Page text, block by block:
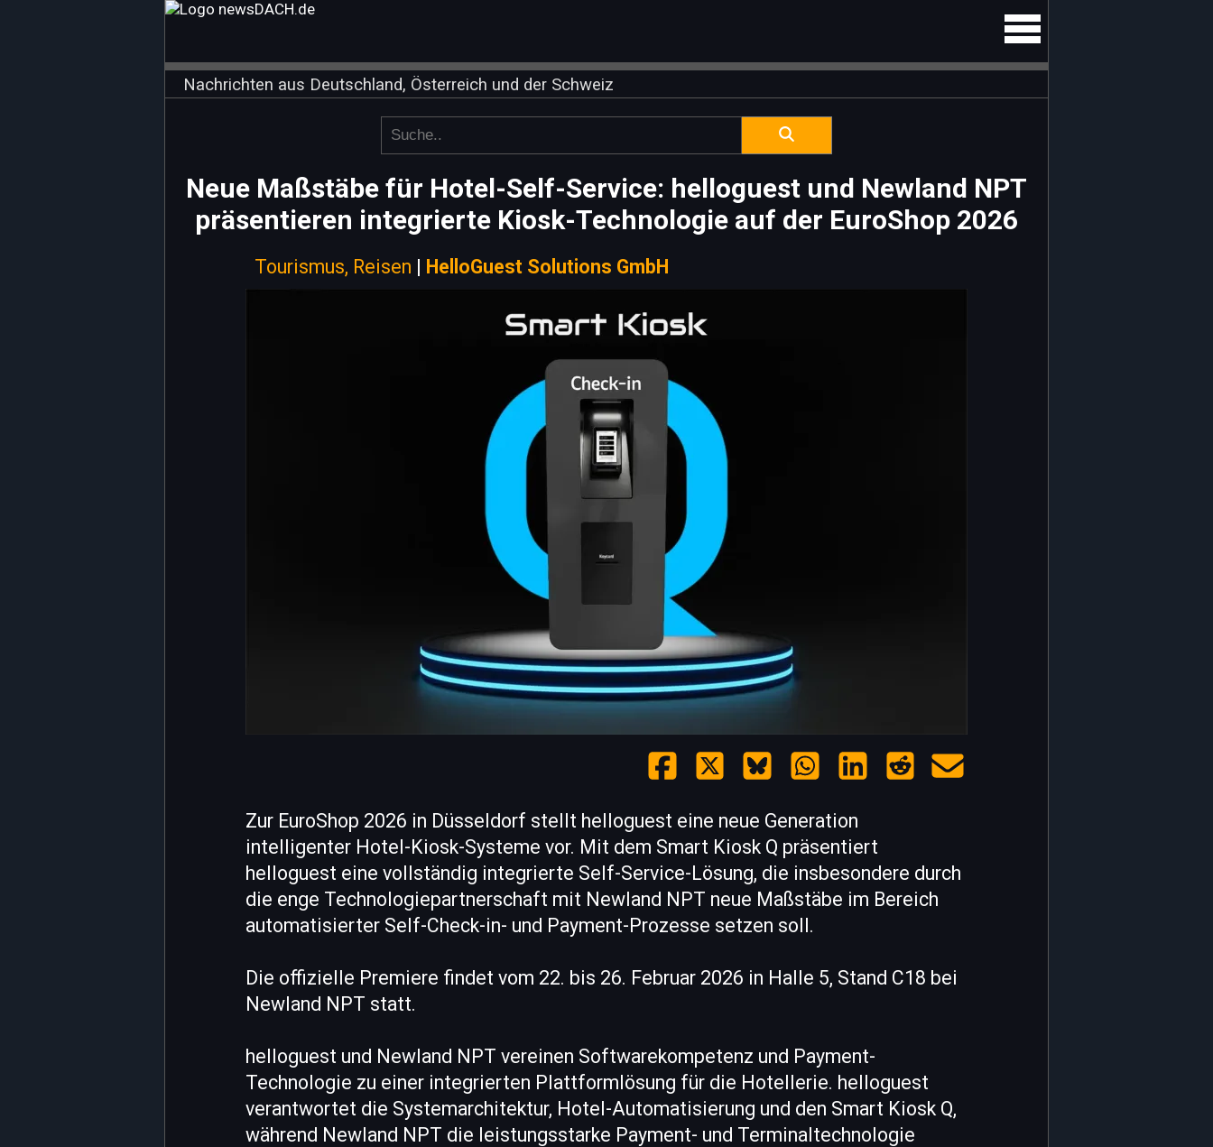
Nachrichten aus Deutschland, Österreich und der Schweiz
Neue Maßstäbe für Hotel-Self-Service: helloguest und Newland NPT
präsentieren integrierte Kiosk-Technologie auf der EuroShop 2026
Tourismus, Reisen | HelloGuest Solutions GmbH
Zur EuroShop 2026 in Düsseldorf stellt helloguest eine neue Generation
intelligenter Hotel-Kiosk-Systeme vor. Mit dem Smart Kiosk Q präsentiert
helloguest eine vollständig integrierte Self-Service-Lösung, die insbesondere durch
die enge Technologiepartnerschaft mit Newland NPT neue Maßstäbe im Bereich
automatisierter Self-Check-in- und Payment-Prozesse setzen soll.
Die offizielle Premiere findet vom 22. bis 26. Februar 2026 in Halle 5, Stand C18 bei
Newland NPT statt.
helloguest und Newland NPT vereinen Softwarekompetenz und Payment-
Technologie zu einer integrierten Plattformlösung für die Hotellerie. helloguest
verantwortet die Systemarchitektur, Hotel-Automatisierung und den Smart Kiosk Q,
während Newland NPT die leistungsstarke Payment- und Terminaltechnologie